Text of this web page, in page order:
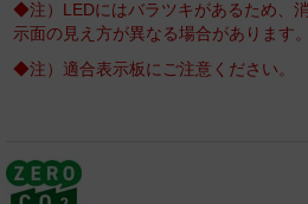
◆注）LEDにはバラツキがあるため、
示面の見え方が異なる場合があります。
◆注）適合表示板にご注意ください。